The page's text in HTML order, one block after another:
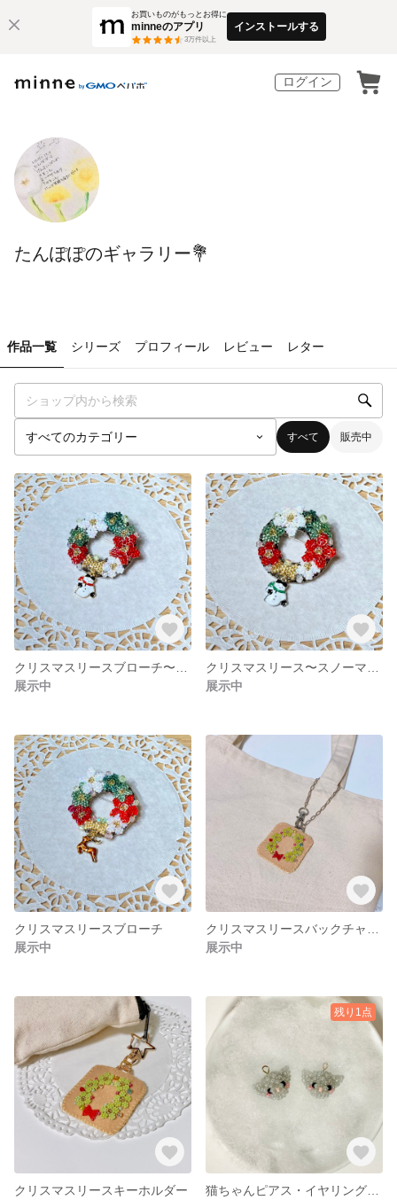
お買いものがもっとお得に
minneのアプリ
3万件以上
インストールする
ログイン
たんぽぽのギャラリー💐
作品一覧 シリーズ プロフィール レビュー レター
すべて 販売中
展示中
展示中
クリスマスリースブローチ
展示中
展示中
クリスマスリースキーホルダー
残り1点